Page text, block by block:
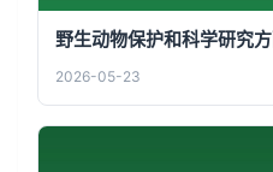
野生动物保护和科学研究
2026-05-23